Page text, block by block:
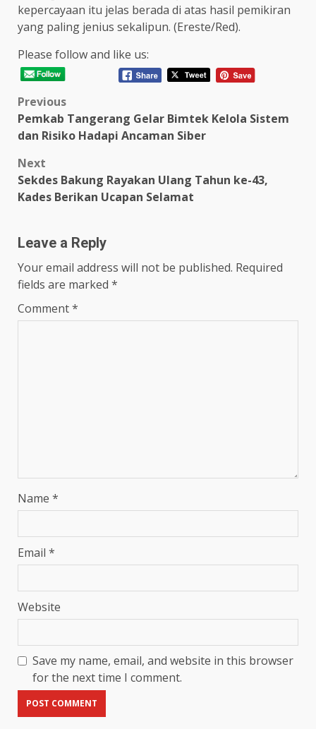
kepercayaan itu jelas berada di atas hasil pemikiran
yang paling jenius sekalipun. (Ereste/Red).
Please follow and like us:
Post
navigation
Previous
Pemkab Tangerang Gelar Bimtek Kelola Sistem
dan Risiko Hadapi Ancaman Siber
Next
Sekdes Bakung Rayakan Ulang Tahun ke-43,
Kades Berikan Ucapan Selamat
Leave a Reply
Your email address will not be published. Required
fields are marked *
Comment*
Name *
Email *
Website
Save my name, email, and website in this browser
for the next time I comment.